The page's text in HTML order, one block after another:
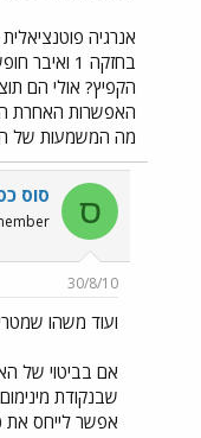
בחזקה 1
הקפיץ? אולי הם
מה המשמעות של
ס סוס
30/8/10
ועוד משהו
אם בביטוי של
שבנקודת
אפשר לייחס את